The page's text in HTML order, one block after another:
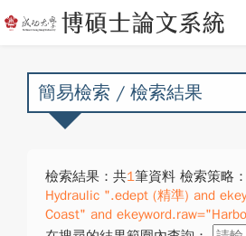
簡易檢索 / 檢索結果
檢索結果：共1筆資料 檢索策略：
Hydraulic ".edept (精準) and
Coast" and